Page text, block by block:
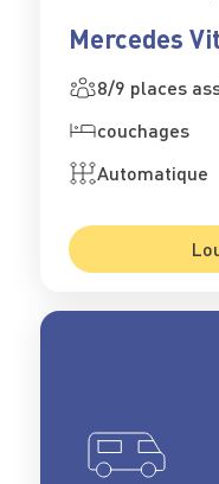
Mercedes
8/9 places
couchages
Automatique